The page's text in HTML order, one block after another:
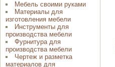
Мебель своими руками
Материалы для
изготовления мебели
Инструменты для
производства мебели
Фурнитура для
производства мебели
Чертеж и разметка
материалов для